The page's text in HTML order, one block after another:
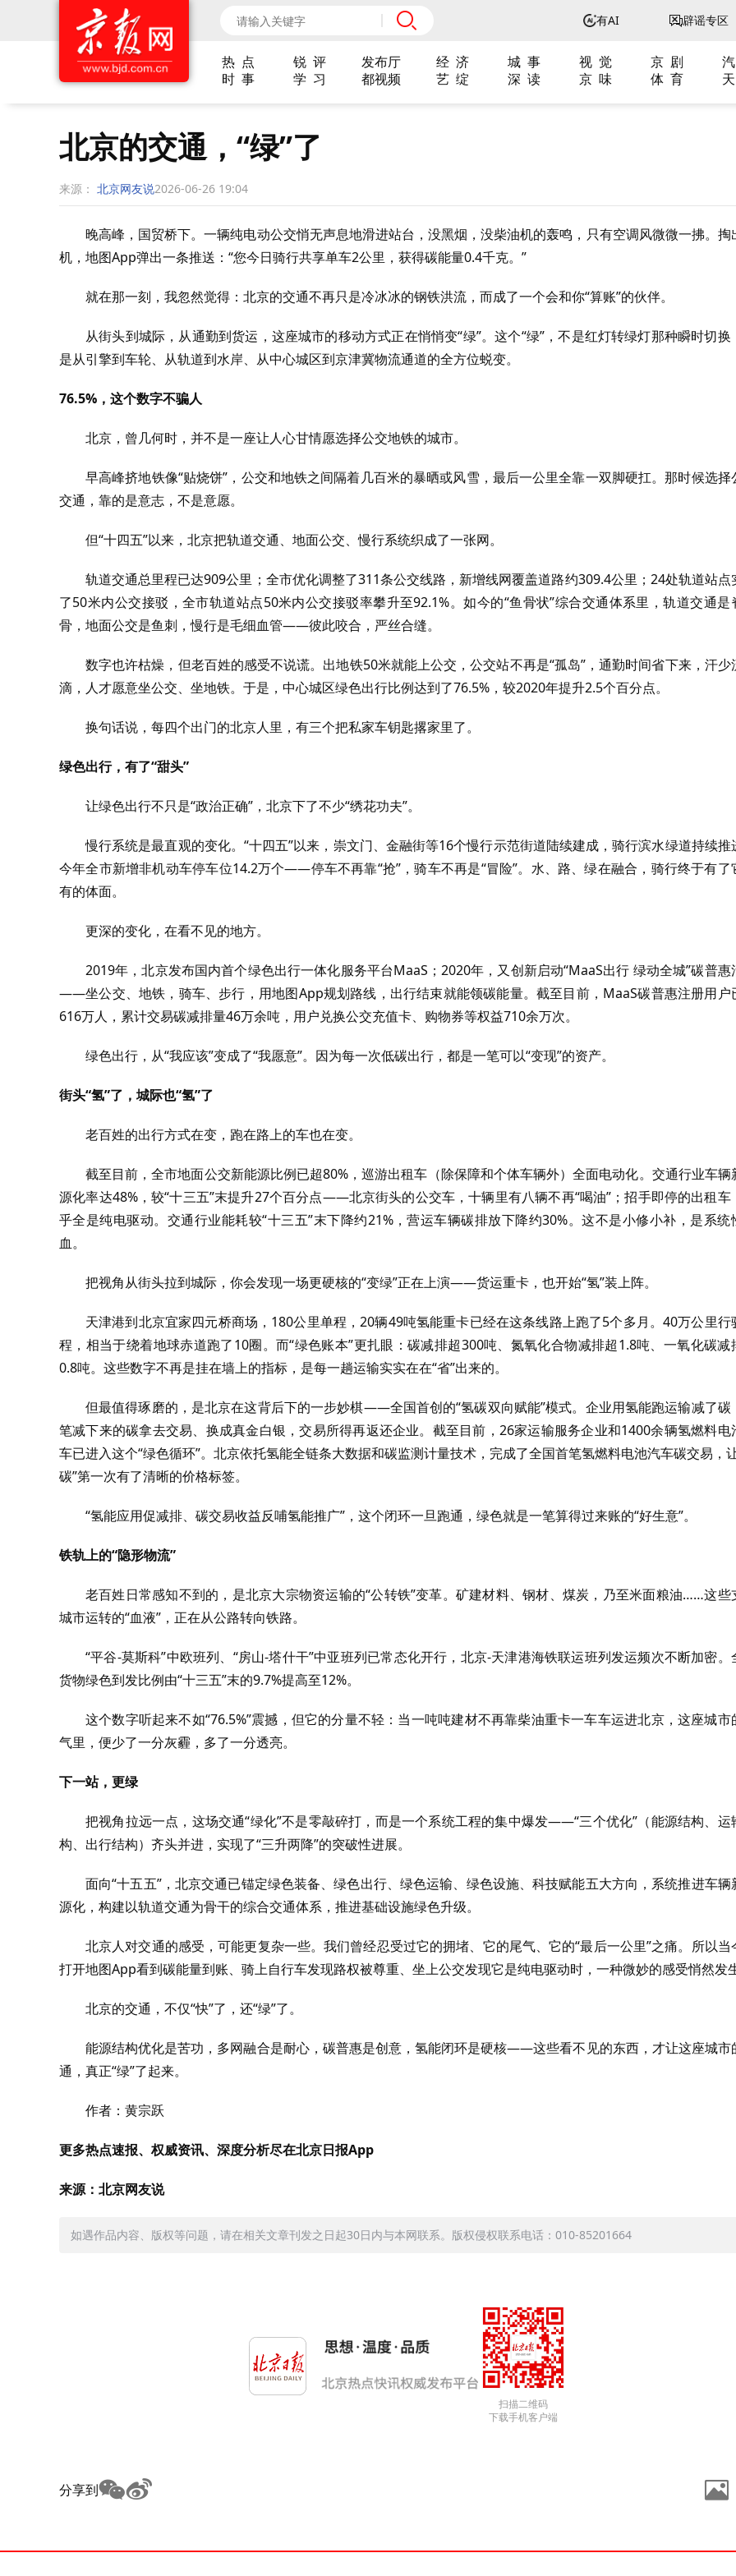
有AI 辟谣专区
热 点 锐 评 发布厅 经 济 城 事 视 觉 京 剧
时 事
学 习 都视频 艺 绽 深 读 京 味 体 育
北京的交通，“绿”了
来源： 北京网友说2026-06-26 19:04
晚高峰，国贸桥下。一辆纯电动公交悄无声息地滑进站台，没黑烟，没柴油机的轰鸣，只有空调风微微一拂。掏
机，地图App弹出一条推送：“您今日骑行共享单车2公里，获得碳能量0.4千克。”
就在那一刻，我忽然觉得：北京的交通不再只是冷冰冰的钢铁洪流，而成了一个会和你“算账”的伙伴。
从街头到城际，从通勤到货运，这座城市的移动方式正在悄悄变“绿”。这个“绿”，不是红灯转绿灯那种瞬时切换
是从引擎到车轮、从轨道到水岸、从中心城区到京津冀物流通道的全方位蜕变。
76.5%，这个数字不骗人
北京，曾几何时，并不是一座让人心甘情愿选择公交地铁的城市。
早高峰挤地铁像“贴烧饼”，公交和地铁之间隔着几百米的暴晒或风雪，最后一公里全靠一双脚硬扛。那时候选择
交通，靠的是意志，不是意愿。
但“十四五”以来，北京把轨道交通、地面公交、慢行系统织成了一张网。
轨道交通总里程已达909公里；全市优化调整了311条公交线路，新增线网覆盖道路约309.4公里；24处轨道站点
了50米内公交接驳，全市轨道站点50米内公交接驳率攀升至92.1%。如今的“鱼骨状”综合交通体系里，轨道交通是
骨，地面公交是鱼刺，慢行是毛细血管——彼此咬合，严丝合缝。
数字也许枯燥，但老百姓的感受不说谎。出地铁50米就能上公交，公交站不再是“孤岛”，通勤时间省下来，汗少
滴，人才愿意坐公交、坐地铁。于是，中心城区绿色出行比例达到了76.5%，较2020年提升2.5个百分点。
换句话说，每四个出门的北京人里，有三个把私家车钥匙撂家里了。
绿色出行，有了“甜头”
让绿色出行不只是“政治正确”，北京下了不少“绣花功夫”。
慢行系统是最直观的变化。“十四五”以来，崇文门、金融街等16个慢行示范街道陆续建成，骑行滨水绿道持续推
今年全市新增非机动车停车位14.2万个——停车不再靠“抢”，骑车不再是“冒险”。水、路、绿在融合，骑行终于有了
有的体面。
更深的变化，在看不见的地方。
2019年，北京发布国内首个绿色出行一体化服务平台MaaS；2020年，又创新启动“MaaS出行 绿动全城”碳普惠
——坐公交、地铁，骑车、步行，用地图App规划路线，出行结束就能领碳能量。截至目前，MaaS碳普惠注册用户
616万人，累计交易碳减排量46万余吨，用户兑换公交充值卡、购物券等权益710余万次。
绿色出行，从“我应该”变成了“我愿意”。因为每一次低碳出行，都是一笔可以“变现”的资产。
街头“氢”了，城际也“氢”了
老百姓的出行方式在变，跑在路上的车也在变。
截至目前，全市地面公交新能源比例已超80%，巡游出租车（除保障和个体车辆外）全面电动化。交通行业车辆
源化率达48%，较“十三五”末提升27个百分点——北京街头的公交车，十辆里有八辆不再“喝油”；招手即停的出租车
乎全是纯电驱动。交通行业能耗较“十三五”末下降约21%，营运车辆碳排放下降约30%。这不是小修小补，是系统
血。
把视角从街头拉到城际，你会发现一场更硬核的“变绿”正在上演——货运重卡，也开始“氢”装上阵。
天津港到北京宜家四元桥商场，180公里单程，20辆49吨氢能重卡已经在这条线路上跑了5个多月。40万公里行
程，相当于绕着地球赤道跑了10圈。而“绿色账本”更扎眼：碳减排超300吨、氮氧化合物减排超1.8吨、一氧化碳减
0.8吨。这些数字不再是挂在墙上的指标，是每一趟运输实实在在“省”出来的。
但最值得琢磨的，是北京在这背后下的一步妙棋——全国首创的“氢碳双向赋能”模式。企业用氢能跑运输减了碳
笔减下来的碳拿去交易、换成真金白银，交易所得再返还企业。截至目前，26家运输服务企业和1400余辆氢燃料电
车已进入这个“绿色循环”。北京依托氢能全链条大数据和碳监测计量技术，完成了全国首笔氢燃料电池汽车碳交易，
碳”第一次有了清晰的价格标签。
“氢能应用促减排、碳交易收益反哺氢能推广”，这个闭环一旦跑通，绿色就是一笔算得过来账的“好生意”。
铁轨上的“隐形物流”
老百姓日常感知不到的，是北京大宗物资运输的“公转铁”变革。矿建材料、钢材、煤炭，乃至米面粮油……这些
城市运转的“血液”，正在从公路转向铁路。
“平谷-莫斯科”中欧班列、“房山-塔什干”中亚班列已常态化开行，北京-天津港海铁联运班列发运频次不断加密。
货物绿色到发比例由“十三五”末的9.7%提高至12%。
这个数字听起来不如“76.5%”震撼，但它的分量不轻：当一吨吨建材不再靠柴油重卡一车车运进北京，这座城市
气里，便少了一分灰霾，多了一分透亮。
下一站，更绿
把视角拉远一点，这场交通“绿化”不是零敲碎打，而是一个系统工程的集中爆发——“三个优化”（能源结构、运
构、出行结构）齐头并进，实现了“三升两降”的突破性进展。
面向“十五五”，北京交通已锚定绿色装备、绿色出行、绿色运输、绿色设施、科技赋能五大方向，系统推进车辆
源化，构建以轨道交通为骨干的综合交通体系，推进基础设施绿色升级。
北京人对交通的感受，可能更复杂一些。我们曾经忍受过它的拥堵、它的尾气、它的“最后一公里”之痛。所以当
打开地图App看到碳能量到账、骑上自行车发现路权被尊重、坐上公交发现它是纯电驱动时，一种微妙的感受悄然发
北京的交通，不仅“快”了，还“绿”了。
能源结构优化是苦功，多网融合是耐心，碳普惠是创意，氢能闭环是硬核——这些看不见的东西，才让这座城市
通，真正“绿”了起来。
作者：黄宗跃
更多热点速报、权威资讯、深度分析尽在北京日报App
来源：北京网友说
如遇作品内容、版权等问题，请在相关文章刊发之日起30日内与本网联系。版权侵权联系电话：010-85201664
扫描二维码
下载手机客户端
分享到